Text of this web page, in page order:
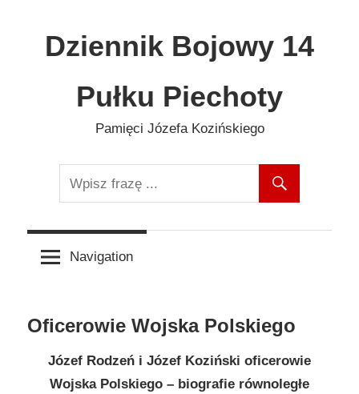
content
Dziennik Bojowy 14
Pułku Piechoty
Pamięci Józefa Kozińskiego
Navigation
Oficerowie Wojska Polskiego
Józef Rodzeń i Józef Koziński oficerowie
Wojska Polskiego – biografie równoległe